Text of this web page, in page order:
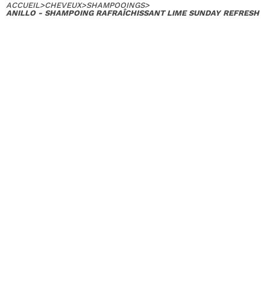
ACCUEIL>CHEVEUX>SHAMPOOINGS>
ANILLO - SHAMPOING RAFRAÎCHISSANT LIME SUNDAY REFRESH